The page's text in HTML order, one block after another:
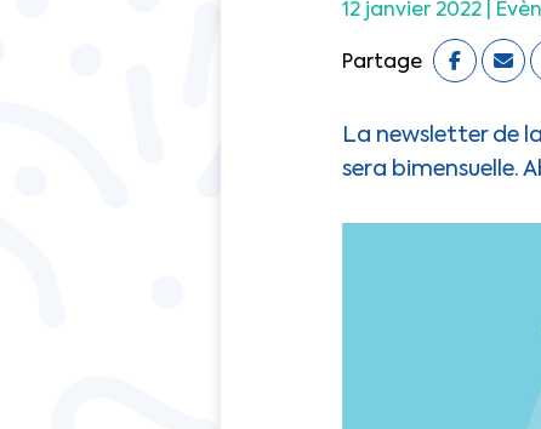
12 janvier 2022 |
Partage
La newsletter de
sera bimensuelle.